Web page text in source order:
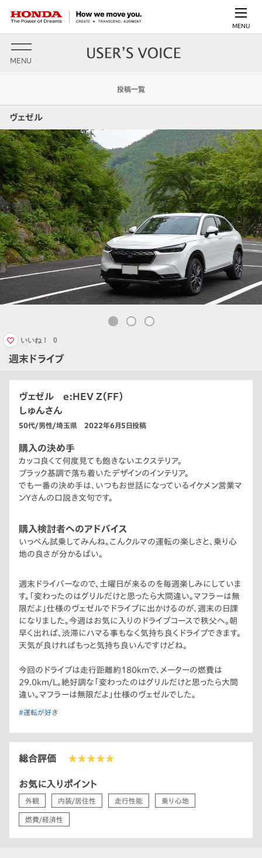
MENU
MENU
投稿一覧
ヴェゼル
週末ドライブ
いいね！ 0
ヴェゼル e:HEV Z（FF）
しゅんさん
50代/男性/埼玉県 2022年6月5日投稿
購入の決め手
カッコ良くて何度見ても飽きないエクステリア。
ブラック基調で落ち着いたデザインのインテリア。
でも一番の決め手は、いつもお世話になっているイケメン営業マ
ンYさんの口説き文句です。
購入検討者へのアドバイス
いっぺん試乗してみんね。こんクルマの運転の楽しさと、乗り心
地の良さが分かるばい。
週末ドライバーなので、土曜日が来るのを毎週楽しみにしていま
す。「変わったのはグリルだけと思ったら大間違い。マフラーは無
限だよ」仕様のヴェゼルでドライブに出かけるのが、週末の日課
になりました。今週はお気に入りのドライブコースで秩父へ。朝
早く出れば、渋滞にハマる事もなく気持ち良くドライブできます。
天気が良ければもっと気持ち良いんですけどね。
今回のドライブは走行距離約180kmで、メーターの燃費は
29.0km/L。絶好調な「変わったのはグリルだけと思ったら大間
違い。マフラーは無限だよ」仕様のヴェゼルでした。
#運転が好き
総合評価 ★★★★★
お気に入りポイント
外観 内装/居住性 走行性能 乗り心地
燃費/経済性